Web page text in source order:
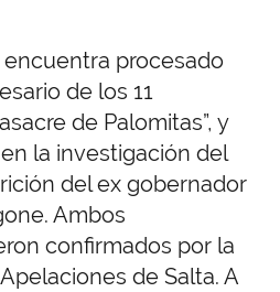
procesado
de los 11
de Palomitas”, y
la investigación del
del ex gobernador
Ambos
confirmados por la
de Salta. A